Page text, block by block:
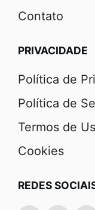
Contato
PRIVACIDADE
Política de
Política de
Termos de
Cookies
REDES